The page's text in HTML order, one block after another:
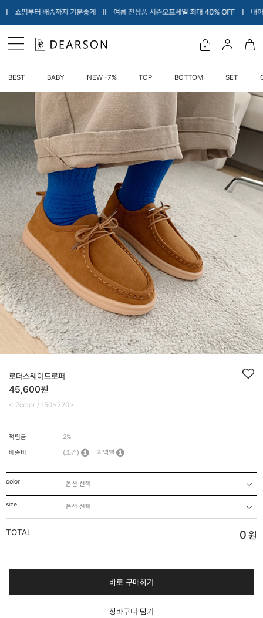
여름 전상품 시즌오프세일 최대 40% OFF Ι 내아이에게 입힐 옷만 소개해드려요♡
BEST BABY NEW -7% TOP BOTTOM SET
로더스웨이드로퍼
45,600원
< 2color / 150~220>
적립금 2%
배송비 (조건) 지역별
color
size
TOTAL 0 원
바로 구매하기
장바구니 담기